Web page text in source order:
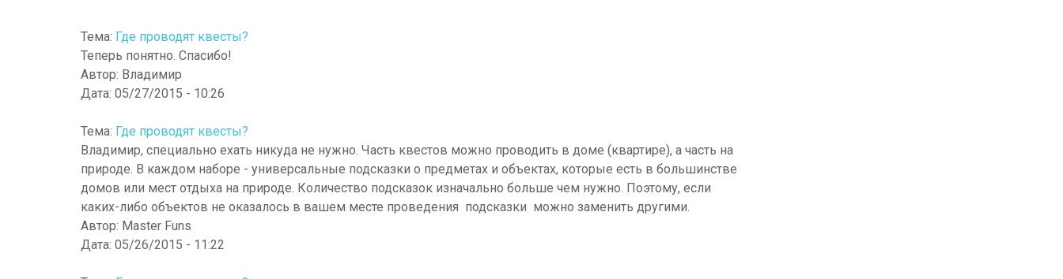
Тема: Где проводят квесты?
Теперь понятно. Спасибо!
Автор: Владимир
Дата: 05/27/2015 - 10:26
Тема: Где проводят квесты?
Владимир, специально ехать никуда не нужно. Часть квестов можно проводить в доме (квартире), а часть на
природе. В каждом наборе - универсальные подсказки о предметах и объектах, которые есть в большинстве
домов или мест отдыха на природе. Количество подсказок изначально больше чем нужно. Поэтому, если
каких-либо объектов не оказалось в вашем месте проведения подсказки можно заменить другими.
Автор: Master Funs
Дата: 05/26/2015 - 11:22